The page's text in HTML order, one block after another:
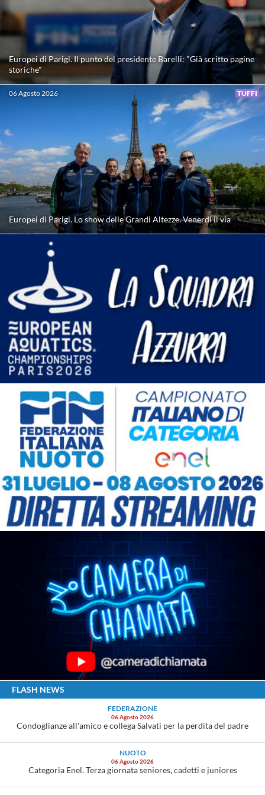
Europei di Parigi. Il punto del presidente Barelli: "Già scritto pagine
storiche"
06 Agosto 2026 TUFFI
Europei di Parigi. Lo show delle Grandi Altezze. Venerdi il via
FLASH NEWS
FEDERAZIONE
06 Agosto 2026
Condoglianze all'amico e collega Salvati per la perdita del padre
NUOTO
06 Agosto 2026
Categoria Enel. Terza giornata seniores, cadetti e juniores